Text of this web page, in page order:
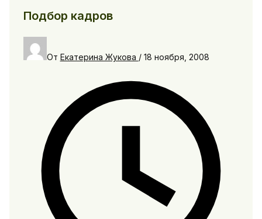
Подбор кадров
От Екатерина Жукова / 18 ноября, 2008